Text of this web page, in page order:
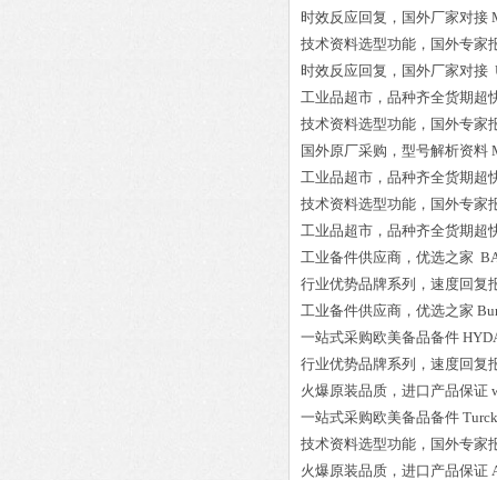
时效反应回复，国外厂家对接
技术资料选型功能，国外专家
时效反应回复，国外厂家对接
工业品超市，品种齐全货期超
技术资料选型功能，国外专家
国外原厂采购，型号解析资料
工业品超市，品种齐全货期超
技术资料选型功能，国外专家
工业品超市，品种齐全货期超
工业备件供应商，优选之家
行业优势品牌系列，速度回复
工业备件供应商，优选之家
一站式采购欧美备品备件
行业优势品牌系列，速度回复
火爆原装品质，进口产品保证
一站式采购欧美备品备件
技术资料选型功能，国外专家
火爆原装品质，进口产品保证